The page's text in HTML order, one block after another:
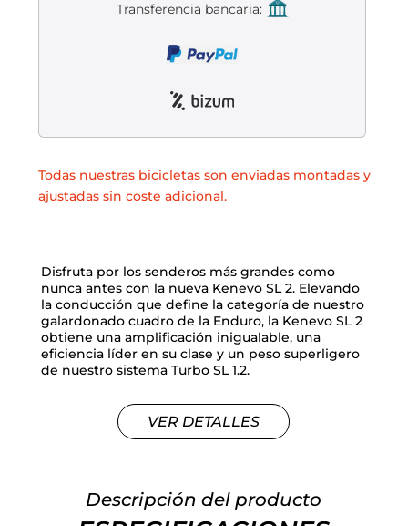
Mantenimiento de bicicletas
Transferencia bancaria:
Todas nuestras bicicletas son enviadas montadas y
ajustadas sin coste adicional.
Disfruta por los senderos más grandes como
nunca antes con la nueva Kenevo SL 2. Elevando
la conducción que define la categoría de nuestro
galardonado cuadro de la Enduro, la Kenevo SL 2
obtiene una amplificación inigualable, una
eficiencia líder en su clase y un peso superligero
de nuestro sistema Turbo SL 1.2.
VER DETALLES
Descripción del producto